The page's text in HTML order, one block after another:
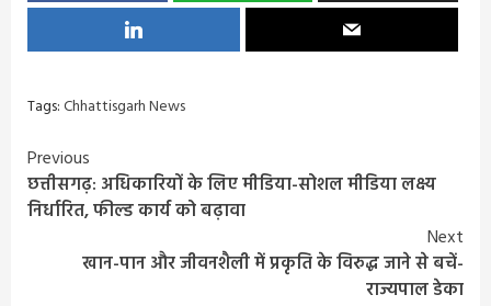
Tags:Chhattisgarh News
Continue
Reading
Previous
छत्तीसगढ़: अधिकारियों के लिए मीडिया-सोशल मीडिया लक्ष्य
निर्धारित, फील्ड कार्य को बढ़ावा
Next
खान-पान और जीवनशैली में प्रकृति के विरुद्ध जाने से बचें-
राज्यपाल डेका